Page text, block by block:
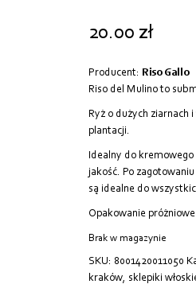
20.00 zł
Producent: Riso Gallo
Riso del Mulino to
Ryż o dużych ziarnach
plantacji.
Idealny do
jakość. Po
są idealne do
Opakowanie
Brak w magazynie
SKU: 8001420011050
kraków, sklepiki